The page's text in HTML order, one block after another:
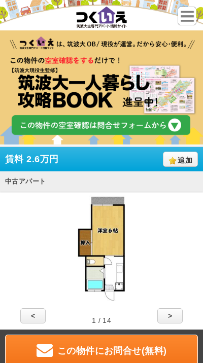
賃料 2.6万円 追加
中古アパート
1 / 14
< >
この物件にお問合せ(無料)